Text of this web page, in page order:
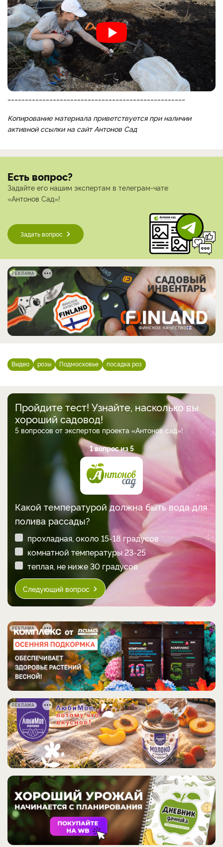
Копирование материала приветствуется при наличии
активной ссылки на сайт Антонов Сад
Есть вопрос?
Задайте его нашим экспертам в телеграм-чате
«Антонов Сад»!
Задать вопрос
РЕКЛАМА
Видео розы Подмосковье посадка роз
Пройдите тест! Узнайте, насколько вы
хороший садовод!
5 вопросов от экспертов проекта «Антонов сад»!
1 вопрос из 5
Какой температурой должна быть вода для
полива рассады?
прохладная, около 15-18 градусов
комнатной температуры 23-25
теплая, не ниже 30 градусов
Следующий вопрос
РЕКЛАМА
РЕКЛАМА